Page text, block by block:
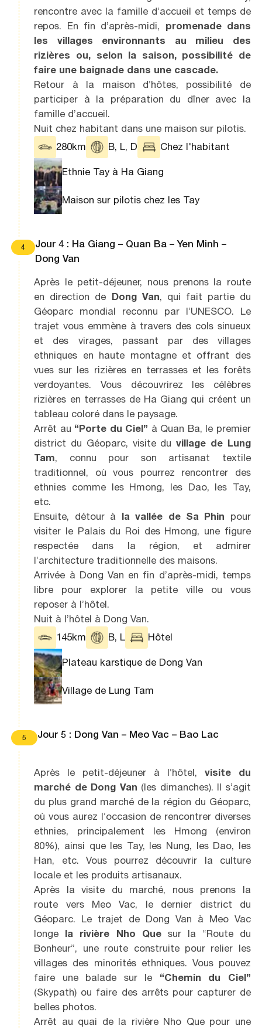
rencontre avec la famille d’accueil et temps de
repos. En fin d’après-midi, promenade dans
les villages environnants au milieu des
rizières ou, selon la saison, possibilité de
faire une baignade dans une cascade.
Retour à la maison d’hôtes, possibilité de
participer à la préparation du dîner avec la
famille d’accueil.
Nuit chez habitant dans une maison sur pilotis.
280km
B, L, D Chez l'habitant
Ethnie Tay à Ha Giang
Maison sur pilotis chez les Tay
4
Jour 4 : Ha Giang – Quan Ba – Yen Minh –
Dong Van
Après le petit-déjeuner, nous prenons la route
en direction de Dong Van, qui fait partie du
Géoparc mondial reconnu par l’UNESCO. Le
trajet vous emmène à travers des cols sinueux
et des virages, passant par des villages
ethniques en haute montagne et offrant des
vues sur les rizières en terrasses et les forêts
verdoyantes. Vous découvrirez les célèbres
rizières en terrasses de Ha Giang qui créent un
tableau coloré dans le paysage.
Arrêt au “Porte du Ciel” à Quan Ba, le premier
district du Géoparc, visite duvillage de Lung
Tam, connu pour son artisanat textile
traditionnel, où vous pourrez rencontrer des
ethnies comme les Hmong, les Dao, les Tay,
etc.
Ensuite, détour à la vallée de Sa Phin pour
visiter le Palais du Roi des Hmong, une figure
respectée dans la région, et admirer
l’architecture traditionnelle des maisons.
Arrivée à Dong Van en fin d’après-midi, temps
libre pour explorer la petite ville ou vous
reposer à l’hôtel.
Nuit à l’hôtel à Dong Van.
145km
B, L Hôtel
Plateau karstique de Dong Van
Village de Lung Tam
5 Jour 5 : Dong Van – Meo Vac – Bao Lac
Après le petit-déjeuner à l’hôtel, visite du
marché de Dong Van (les dimanches). Il s’agit
du plus grand marché de la région du Géoparc,
où vous aurez l’occasion de rencontrer diverses
ethnies, principalement les Hmong (environ
80%), ainsi que les Tay, les Nung, les Dao, les
Han, etc. Vous pourrez découvrir la culture
locale et les produits artisanaux.
Après la visite du marché, nous prenons la
route vers Meo Vac, le dernier district du
Géoparc. Le trajet de Dong Van à Meo Vac
longe la rivière Nho Quesur la “Route du
Bonheur”, une route construite pour relier les
villages des minorités ethniques. Vous pouvez
faire une balade sur le “Chemin du Ciel”
(Skypath) ou faire des arrêts pour capturer de
belles photos.
Arrêt au quai de la rivière Nho Que pour une